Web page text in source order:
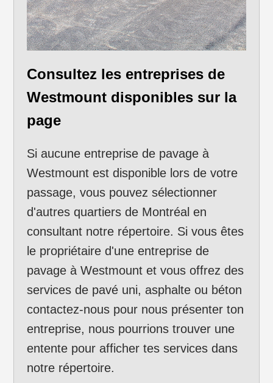
Consultez les entreprises de
Westmount disponibles sur la
page
Si aucune entreprise de pavage à
Westmount est disponible lors de votre
passage, vous pouvez sélectionner
d'autres quartiers de Montréal en
consultant notre répertoire. Si vous êtes
le propriétaire d'une entreprise de
pavage à Westmount et vous offrez des
services de pavé uni, asphalte ou béton
contactez-nous pour nous présenter ton
entreprise, nous pourrions trouver une
entente pour afficher tes services dans
notre répertoire.